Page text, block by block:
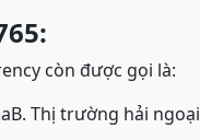
còn được gọi là:
B. Thị trường hải ngoại